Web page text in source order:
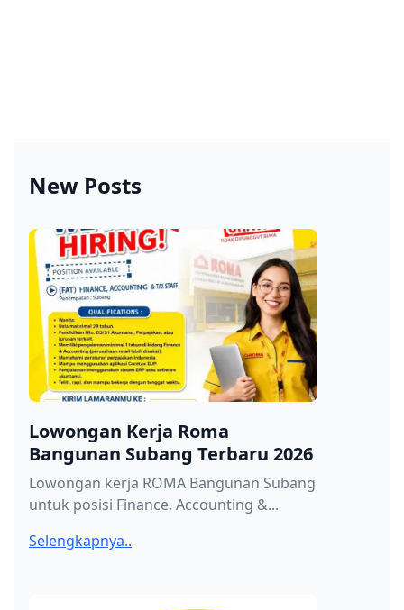
New Posts
Lowongan Kerja Roma
Bangunan Subang Terbaru 2026
Lowongan kerja ROMA Bangunan Subang
untuk posisi Finance, Accounting &...
Selengkapnya..